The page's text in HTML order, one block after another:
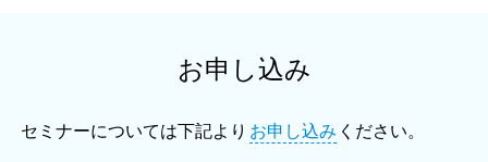
お申し込み
セミナーについては下記より お申し込み ください。